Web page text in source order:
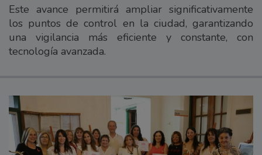
Este avance permitirá ampliar significativamente
los puntos de control en la ciudad, garantizando
una vigilancia más eficiente y constante, con
tecnología avanzada.